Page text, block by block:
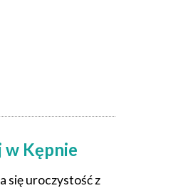
w Kępnie
się uroczystość z